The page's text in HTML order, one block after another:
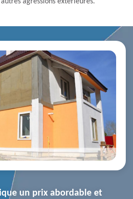
un prix abordable et